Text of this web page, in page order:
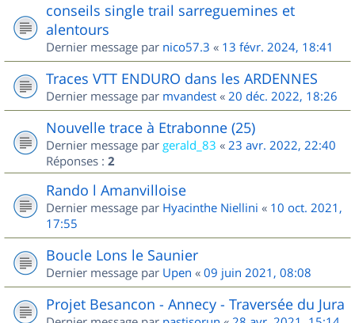
conseils single trail sarreguemines et
alentours
Dernier message par nico57.3 « 13 févr. 2024, 18:41
Traces VTT ENDURO dans les ARDENNES
Dernier message par mvandest « 20 déc. 2022, 18:26
Nouvelle trace à Etrabonne (25)
Dernier message par gerald_83 « 23 avr. 2022, 22:40
Réponses : 2
Rando l Amanvilloise
Dernier message par Hyacinthe Niellini « 10 oct. 2021,
17:55
Boucle Lons le Saunier
Dernier message par Upen « 09 juin 2021, 08:08
Projet Besancon - Annecy - Traversée du Jura